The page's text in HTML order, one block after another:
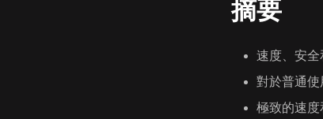
摘要
速度、安
對於普通
極致的速